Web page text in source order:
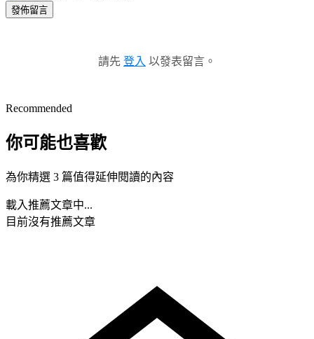
發佈留言
請先 登入 以發表留言。
Recommended
你可能也喜歡
為你精選 3 篇值得延伸閱讀的內容
載入推薦文章中...
目前沒有推薦文章